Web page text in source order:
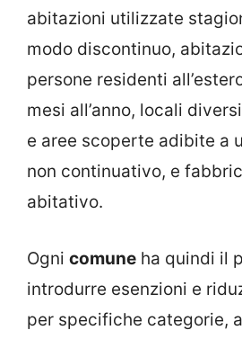
abitazioni utilizzate
modo discontinuo,
persone residenti
mesi all’anno, locali
e aree scoperte adibite a
non continuativo, e
abitativo.
Ogni comune ha quindi il
introdurre esenzioni e
per specifiche categorie,